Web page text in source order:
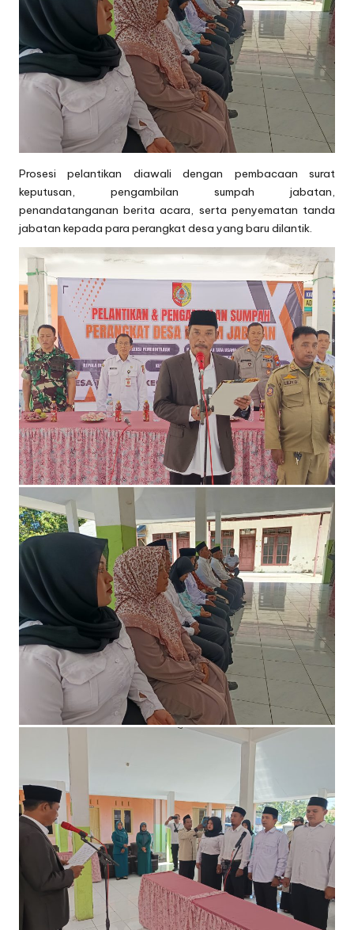
Prosesi pelantikan diawali dengan pembacaan surat
keputusan, pengambilan sumpah jabatan,
penandatanganan berita acara, serta penyematan tanda
jabatan kepada para perangkat desa yang baru dilantik.